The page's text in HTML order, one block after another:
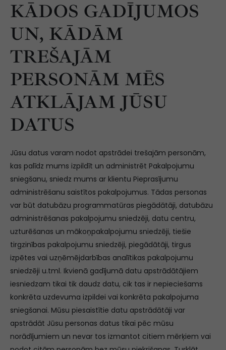
KĀDOS GADĪJUMOS
UN, KĀDĀM
TREŠAJĀM
PERSONĀM MĒS
ATKLĀJAM JŪSU
DATUS
Jūsu datus varam nodot apstrādei trešajām personām,
kas palīdz mums izpildīt un administrēt Pakalpojumu
sniegšanu, sniedz mums ar klientu Pieprasījumu
administrēšanu saistītos pakalpojumus. Tādas personas
var būt datubāzu programmatūras piegādātāji, datubāzu
administrēšanas pakalpojumu sniedzēji, datu centru,
uzturēšanas un mākoņpakalpojumu sniedzēji, tiešie
tirgzinības pakalpojumu sniedzēji, piegādātāji, tirgus
izpētes vai uzņēmējdarbības analītikas pakalpojumu
sniedzēji u.tml. Ikvienā gadījumā datu apstrādātājiem
iesniedzam tikai tik daudz datu, cik tas ir nepieciešams
konkrēta uzdevuma izpildei vai konkrēta pakalpojuma
sniegšanai. Mūsu piesaistītie datu apstrādātāji var
apstrādāt Jūsu personas datus tikai pēc mūsu
norādījumiem un nevar tos izmantot citiem mērķiem vai